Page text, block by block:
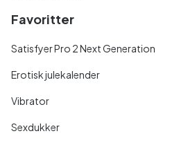
Favoritter
Satisfyer Pro 2 Next Generation
Erotisk julekalender
Vibrator
Sexdukker